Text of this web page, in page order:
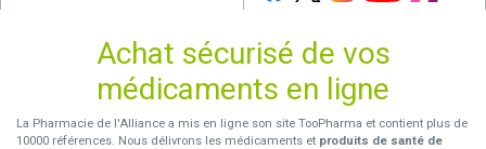
Achat sécurisé de vos
médicaments en ligne
La Pharmacie de l'Alliance a mis en ligne son site TooPharma et contient plus de
10000 références. Nous délivrons les médicaments et produits de santé de